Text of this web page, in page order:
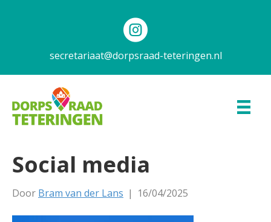
secretariaat@dorpsraad-teteringen.nl
Social media
Door Bram van der Lans | 16/04/2025